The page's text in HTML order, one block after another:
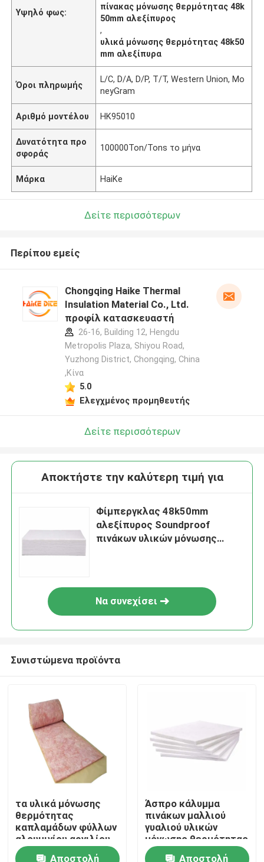
Σχετικά με εμάς
Επαφές
Υψηλό φως:
πίνακας μόνωσης θερμότητας 48k
50mm αλεξίπυρος
,
υλικά μόνωσης θερμότητας 48k50
mm αλεξίπυρα
Όροι πληρωμής
L/C, D/A, D/P, T/T, Western Union, Mo
neyGram
Αριθμό μοντέλου HK95010
Δυνατότητα προ
σφοράς
100000Ton/Tons το μήνα
Μάρκα HaiKe
Δείτε περισσότερων
Περίπου εμείς
Chongqing Haike Thermal
Insulation Material Co., Ltd.
προφίλ κατασκευαστή
26-16, Building 12, Hengdu
Metropolis Plaza, Shiyou Road,
Yuzhong District, Chongqing, China
,Κίνα
5.0
Ελεγχμένος προμηθευτής
Δείτε περισσότερων
Αποκτήστε την καλύτερη τιμή για
Φίμπεργκλας 48k50mm
αλεξίπυρος Soundproof
πινάκων υλικών μόνωσης
Να συνεχίσει
Συνιστώμενα προϊόντα
τα υλικά μόνωσης
θερμότητας
καπλαμάδων φύλλων
αλουμινίου αργιλίου
50mm αισθάνθηκαν
Αποστολή
Άσπρο κάλυμμα
πινάκων μαλλιού
γυαλιού υλικών
μόνωσης θερμότητας
φίμπεργκλας
Αποστολή